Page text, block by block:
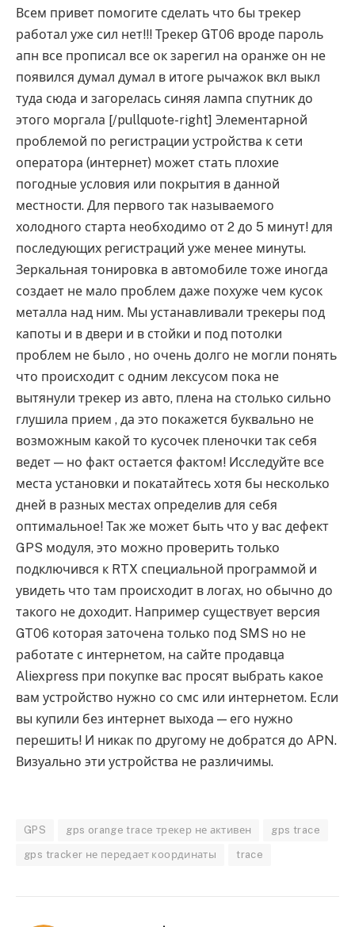
Всем привет помогите сделать что бы трекер
работал уже сил нет!!! Трекер GT06 вроде пароль
апн все прописал все ок зарегил на оранже он не
появился думал думал в итоге рычажок вкл выкл
туда сюда и загорелась синяя лампа спутник до
этого моргала [/pullquote-right] Элементарной
проблемой по регистрации устройства к сети
оператора (интернет) может стать плохие
погодные условия или покрытия в данной
местности. Для первого так называемого
холодного старта необходимо от 2 до 5 минут! для
последующих регистраций уже менее минуты.
Зеркальная тонировка в автомобиле тоже иногда
создает не мало проблем даже похуже чем кусок
металла над ним. Мы устанавливали трекеры под
капоты и в двери и в стойки и под потолки
проблем не было , но очень долго не могли понять
что происходит с одним лексусом пока не
вытянули трекер из авто, плена на столько сильно
глушила прием , да это покажется буквально не
возможным какой то кусочек пленочки так себя
ведет — но факт остается фактом! Исследуйте все
места установки и покатайтесь хотя бы несколько
дней в разных местах определив для себя
оптимальное! Так же может быть что у вас дефект
GPS модуля, это можно проверить только
подключився к RTX специальной программой и
увидеть что там происходит в логах, но обычно до
такого не доходит. Например существует версия
GT06 которая заточена только под SMS но не
работате с интернетом, на сайте продавца
Aliexpress при покупке вас просят выбрать какое
вам устройство нужно со смс или интернетом. Если
вы купили без интернет выхода — его нужно
перешить! И никак по другому не добратся до APN.
Визуально эти устройства не различимы.
GPS gps orange trace трекер не активен gps trace
gps tracker не передает координаты trace